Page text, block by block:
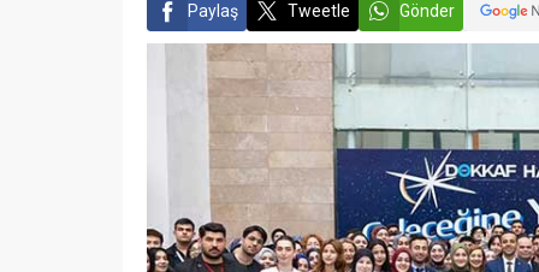
Paylaş Tweetle Gönder